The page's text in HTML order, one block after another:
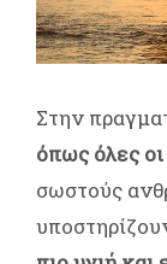
Στην
όπως όλες
σωστούς